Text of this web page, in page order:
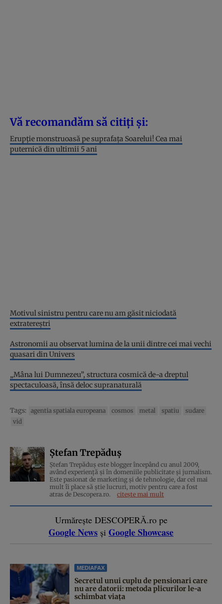
Vă recomandăm să citiți și:
Erupție monstruoasă pe suprafața Soarelui! Cea mai
puternică din ultimii 5 ani
Motivul sinistru pentru care nu am găsit niciodată
extratereștri
Astronomii au observat lumina de la unii dintre cei mai vechi
quasari din Univers
„Mâna lui Dumnezeu”, structura cosmică de-a dreptul
spectaculoasă, însă deloc supranaturală
Tags: agentia spatiala europeana cosmos metal spatiu
sudare
vid
Ștefan Trepăduș
Ștefan Trepăduș este blogger începând cu anul 2009,
având experiență și în domeniile publicitate și jurnalism.
Este pasionat de marketing și de tehnologie, dar cel mai
mult îi place să știe lucruri, motiv pentru care a fost
atras de Descopera.ro.
citește mai mult
Urmărește DESCOPERĂ.ro pe
Google News și Google Showcase
MEDIAFAX
Secretul unui cuplu de pensionari care
nu are datorii: metoda plicurilor le-a
schimbat viața